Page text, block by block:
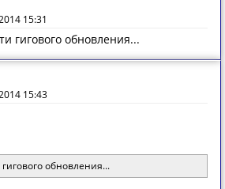
15:31
гигового обновления...
15:43
обновления...